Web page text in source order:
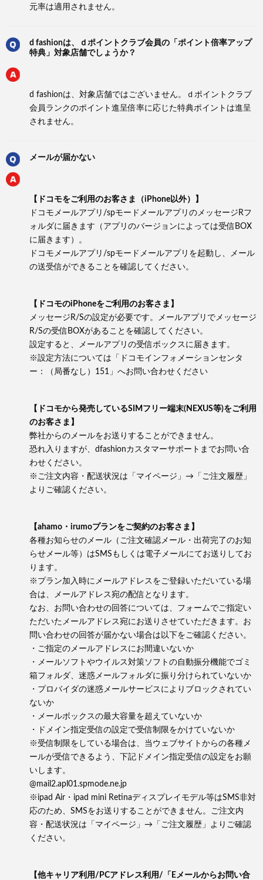
元率は適用されません。
d fashionは、ｄポイントクラブ会員の「ポイント倍率アップ
特典」対象店舗でしょうか？
d fashionは、対象店舗ではございません。ｄポイントクラブ
会員ランクのポイント進呈倍率に応じた特典ポイントは進呈
されません。
メールが届かない
【ドコモをご利用のお客さま（iPhone以外）】
ドコモメールアプリ/spモードメールアプリのメッセージRフ
ォルダに届きます（アプリのバージョンによっては受信BOX
に届きます）。
ドコモメールアプリ/spモードメールアプリを起動し、メール
の送受信ができることを確認してください。
【ドコモのiPhoneをご利用のお客さま】
メッセージR/Sの設定が必要です。メールアプリでメッセージ
R/Sの受信BOXがあることを確認してください。
設定すると、メールアプリの受信ボックスに届きます。
※設定方法については「ドコモインフォメーションセンタ
ー：（局番なし）151」へお問い合わせください
【ドコモから発売しているSIMフリー端末(NEXUS等)をご利用
のお客さま】
弊社からのメールをお送りすることができません。
恐れ入りますが、dfashionカスタマーサポートまでお問い合
わせください。
※ご注文内容・配送状況は「マイページ」→「ご注文履歴」
よりご確認ください。
【ahamo・irumoプランをご契約のお客さま】
各種お知らせのメール（ご注文確認メール・出荷完了のお知
らせメール等）はSMSもしくは電子メールにてお送りしてお
ります。
※プラン加入時にメールアドレスをご登録いただいている場
合は、メールアドレス宛の配信となります。
なお、お問い合わせの回答については、フォームでご指定い
ただいたメールアドレス宛にお送りさせていただきます。お
問い合わせの回答が届かない場合は以下をご確認ください。
・ご指定のメールアドレスにお間違いないか
・メールソフトやウイルス対策ソフトの自動振分機能でゴミ
箱フォルダ、迷惑メールフォルダに振り分けられていないか
・プロバイダの迷惑メールサービスによりブロックされてい
ないか
・メールボックスの最大容量を超えていないか
・ドメイン指定受信の設定で受信制限をかけていないか
※受信制限をしている場合は、当ウェブサイトからの各種メ
ールが受信できるよう、下記ドメイン指定受信の設定をお願
いします。
@mail2.apl01.spmode.ne.jp
※ipad Air・ipad mini Retinaディスプレイモデル等はSMS非対
応のため、SMSをお送りすることができません。ご注文内
容・配送状況は「マイページ」→「ご注文履歴」よりご確認
ください。
【他キャリア利用/PCアドレス利用/「Eメールからお問い合